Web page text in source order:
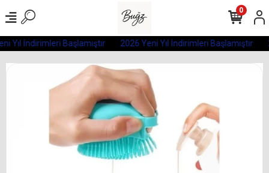
Yıl İndirimleri Başlamıştır 2026 Yeni Yıl İndirimleri Başlamıştır
0